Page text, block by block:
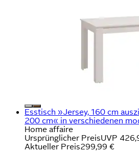
Esstisch »Jersey, 160 cm
200 cm« in verschiedenen
Home affaire
Ursprünglicher PreisUVP
Aktueller Preis299,99 €